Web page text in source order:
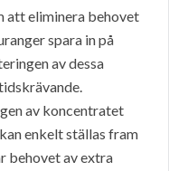
att eliminera behovet
spara in på
av dessa
av koncentratet
enkelt ställas fram
behovet av extra